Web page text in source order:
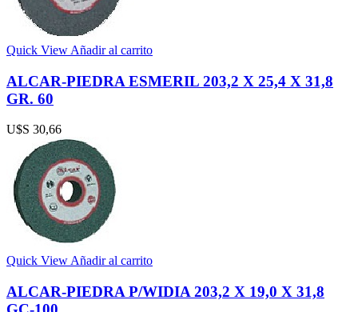
Quick View Añadir al carrito
ALCAR-PIEDRA ESMERIL 203,2 X 25,4 X 31,8
GR. 60
U$S 30,66
Quick View Añadir al carrito
ALCAR-PIEDRA P/WIDIA 203,2 X 19,0 X 31,8